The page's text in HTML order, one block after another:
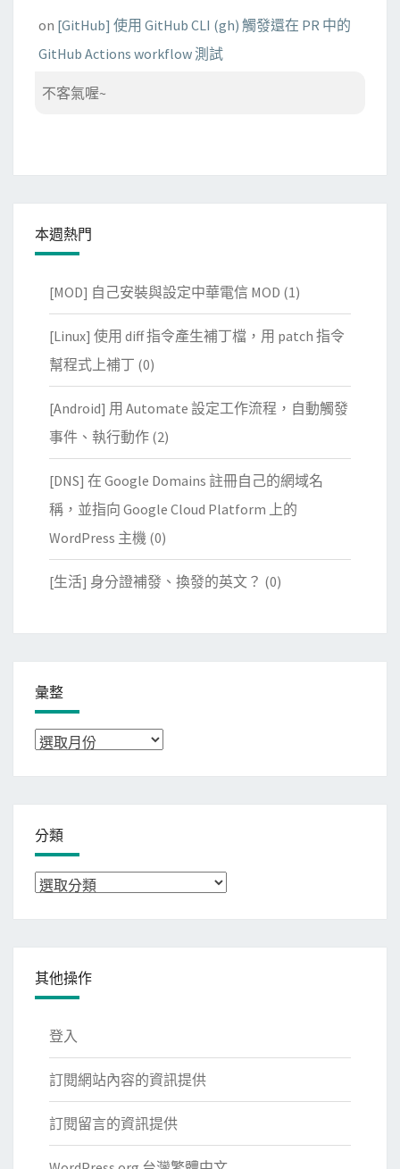
on [GitHub] 使用 GitHub CLI (gh) 觸發還在 PR 中的
GitHub Actions workflow 測試
不客氣喔~
本週熱門
[MOD] 自己安裝與設定中華電信 MOD (1)
[Linux] 使用 diff 指令產生補丁檔，用 patch 指令
幫程式上補丁 (0)
[Android] 用 Automate 設定工作流程，自動觸發
事件、執行動作 (2)
[DNS] 在 Google Domains 註冊自己的網域名
稱，並指向 Google Cloud Platform 上的
WordPress 主機 (0)
[生活] 身分證補發、換發的英文？ (0)
彙整
彙
分類
分
其他操作
登入
訂閱網站內容的資訊提供
訂閱留言的資訊提供